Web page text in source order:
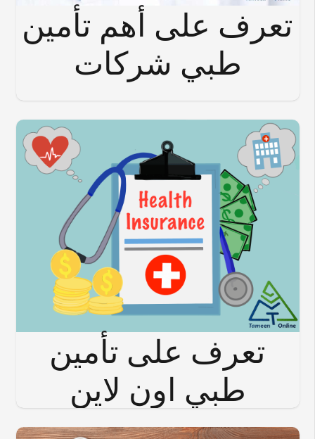
تعرف على أهم تأمين
طبي شركات
تعرف على تأمين
طبي اون لاين